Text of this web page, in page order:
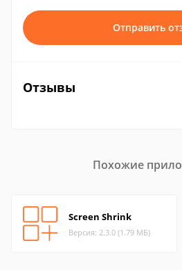
Отправить
Отзывы
Похожие
Screen Shrink
Версия: 2.3.0 (1.79 МБ)